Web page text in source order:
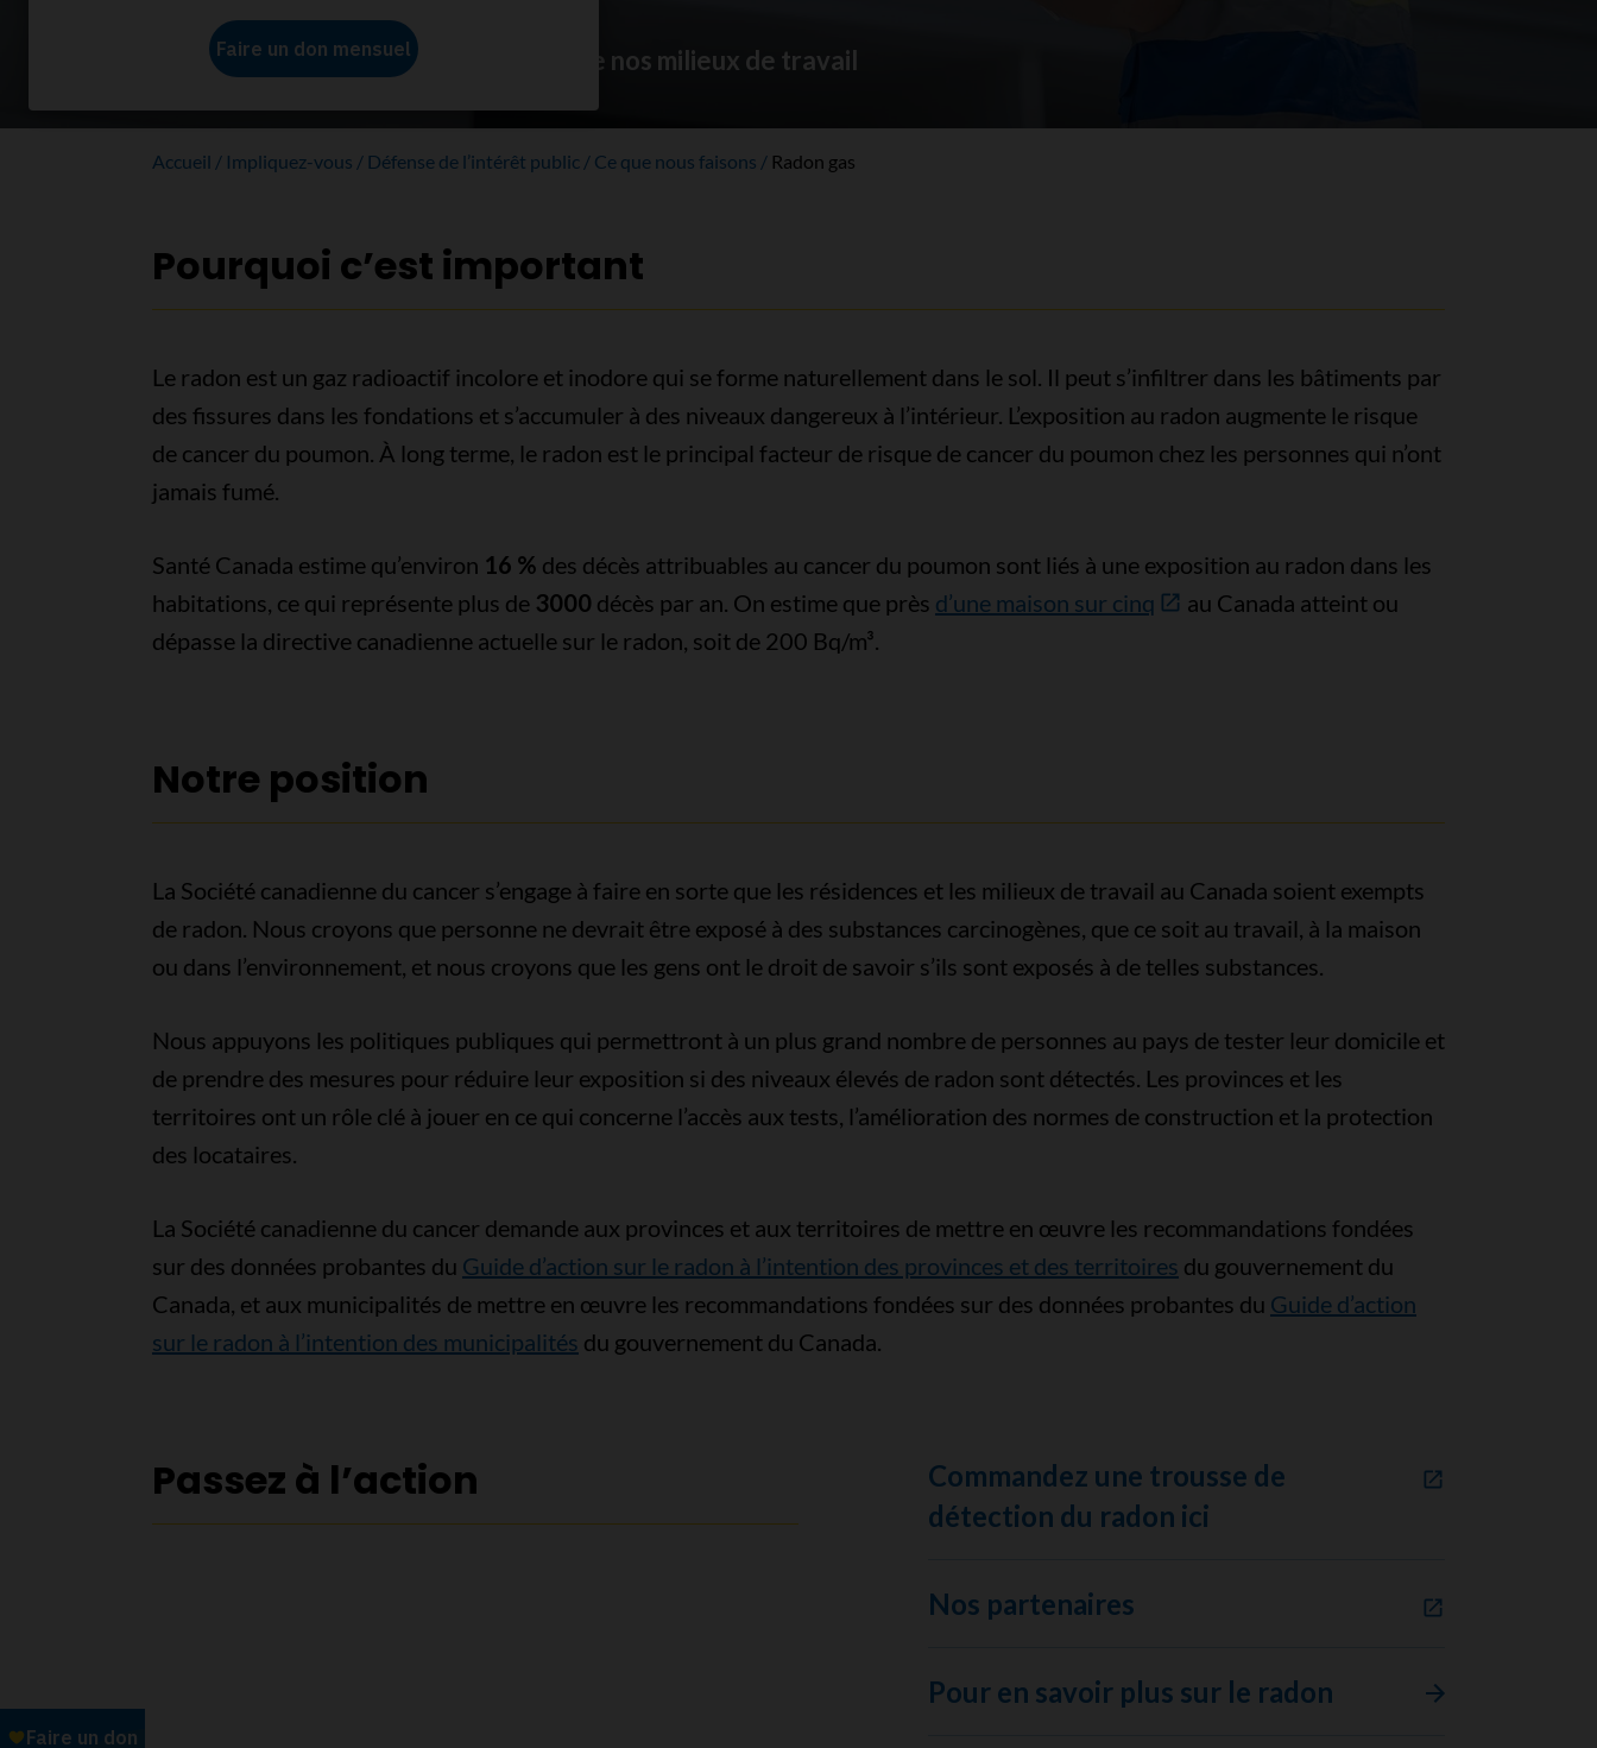
Assurer la sécurité de nos foyers et de nos milieux de travail
Accueil Impliquez-vous Défense de l’intérêt public Ce que nous faisons Radon gas
Pourquoi c’est important
Le radon est un gaz radioactif incolore et inodore qui se forme naturellement dans le sol. Il peut s’infiltrer dans les bâtiments par
des fissures dans les fondations et s’accumuler à des niveaux dangereux à l’intérieur. L’exposition au radon augmente le risque
de cancer du poumon. À long terme, le radon est le principal facteur de risque de cancer du poumon chez les personnes qui n’ont
jamais fumé.
Santé Canada estime qu’environ 16 % des décès attribuables au cancer du poumon sont liés à une exposition au radon dans les
habitations, ce qui représente plus de 3000 décès par an. On estime que près d’une maison sur cinq
au Canada atteint ou
dépasse la directive canadienne actuelle sur le radon, soit de 200 Bq/m³.
Notre position
La Société canadienne du cancer s’engage à faire en sorte que les résidences et les milieux de travail au Canada soient exempts
de radon. Nous croyons que personne ne devrait être exposé à des substances carcinogènes, que ce soit au travail, à la maison
ou dans l’environnement, et nous croyons que les gens ont le droit de savoir s’ils sont exposés à de telles substances.
Nous appuyons les politiques publiques qui permettront à un plus grand nombre de personnes au pays de tester leur domicile et
de prendre des mesures pour réduire leur exposition si des niveaux élevés de radon sont détectés. Les provinces et les
territoires ont un rôle clé à jouer en ce qui concerne l’accès aux tests, l’amélioration des normes de construction et la protection
des locataires.
La Société canadienne du cancer demande aux provinces et aux territoires de mettre en œuvre les recommandations fondées
sur des données probantes du Guide d’action sur le radon à l’intention des provinces et des territoires du gouvernement du
Canada, et aux municipalités de mettre en œuvre les recommandations fondées sur des données probantes du Guide d’action
sur le radon à l’intention des municipalités du gouvernement du Canada.
Passez à l’action
Commandez une trousse de
détection du radon ici
Nos partenaires
Pour en savoir plus sur le radon